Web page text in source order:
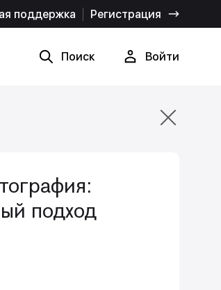
поддержка Регистрация
Поиск Войти
подход
Отмена